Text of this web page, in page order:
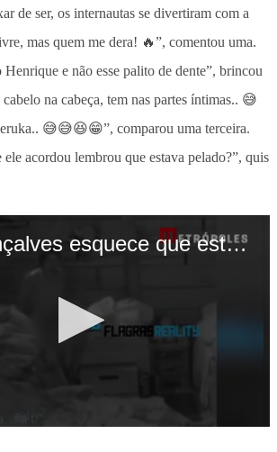
de ser, os internautas se divertiram com a
mas quem me dera! 🔥”, comentou uma.
e não esse palito de dente”, brincou
na cabeça, tem nas partes íntimas.. 😅
😅😅😆😁”, comparou uma terceira.
ele acordou lembrou que estava pelado?”, quis